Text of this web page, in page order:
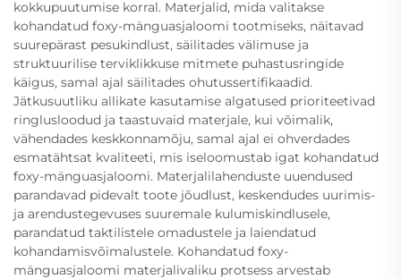
kokkupuutumise korral. Materjalid, mida valitakse
kohandatud foxy-mänguasjaloomi tootmiseks, näitavad
suurepärast pesukindlust, säilitades välimuse ja
struktuurilise terviklikkuse mitmete puhastusringide
käigus, samal ajal säilitades ohutussertifikaadid.
Jätkusuutliku allikate kasutamise algatused prioriteetivad
ringlusloodud ja taastuvaid materjale, kui võimalik,
vähendades keskkonnamõju, samal ajal ei ohverdades
esmatähtsat kvaliteeti, mis iseloomustab igat kohandatud
foxy-mänguasjaloomi. Materjalilahenduste uuendused
parandavad pidevalt toote jõudlust, keskendudes uurimis-
ja arendustegevuses suuremale kulumiskindlusele,
parandatud taktilistele omadustele ja laiendatud
kohandamisvõimalustele. Kohandatud foxy-
mänguasjaloomi materjalivaliku protsess arvestab